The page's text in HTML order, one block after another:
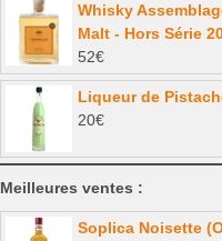
Whisky
Malt - Hors Série
52€
Liqueur de
20€
Meilleures ventes :
Soplica Noisette